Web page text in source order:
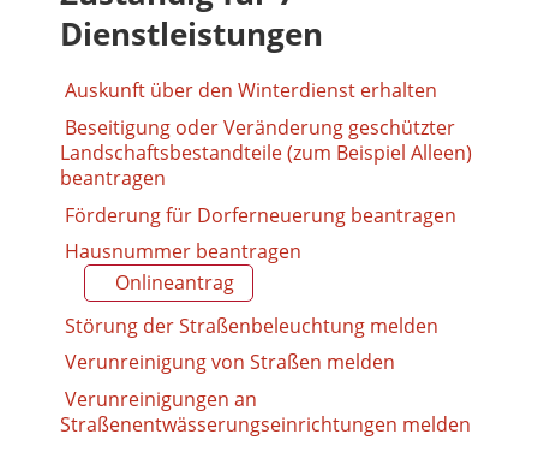
Dienstleistungen
Auskunft über den Winterdienst erhalten
Beseitigung oder Veränderung geschützter
Landschaftsbestandteile (zum Beispiel Alleen)
beantragen
Förderung für Dorferneuerung beantragen
Hausnummer beantragen
Onlineantrag
Störung der Straßenbeleuchtung melden
Verunreinigung von Straßen melden
Verunreinigungen an
Straßenentwässerungseinrichtungen melden